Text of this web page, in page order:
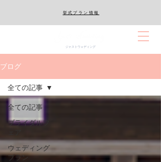
​挙式プラン情報
ジャストウェディング
ブログ
全ての記事
ブライダルフ
ウェディング
プラン
全ての記事